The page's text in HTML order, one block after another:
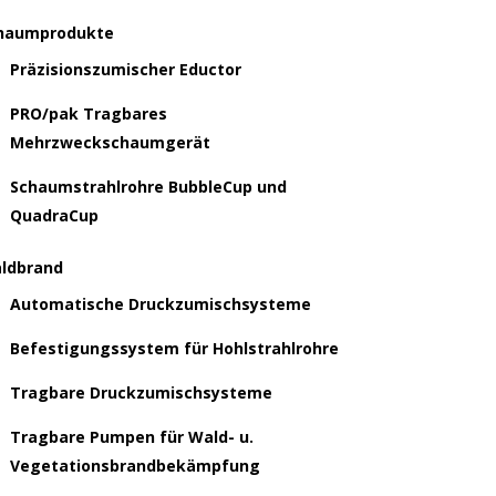
Präzisionszumischer Eductor
PRO/pak Tragbares
Mehrzweckschaumgerät
Schaumstrahlrohre BubbleCup und
QuadraCup
Automatische Druckzumischsysteme
Befestigungssystem für Hohlstrahlrohre
Tragbare Druckzumischsysteme
Tragbare Pumpen für Wald- u.
Vegetationsbrandbekämpfung